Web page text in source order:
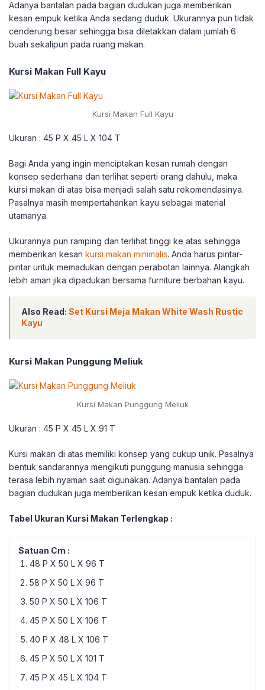
Adanya bantalan pada bagian dudukan juga memberikan
kesan empuk ketika Anda sedang duduk. Ukurannya pun tidak
cenderung besar sehingga bisa diletakkan dalam jumlah 6
buah sekalipun pada ruang makan.
Kursi Makan Full Kayu
Kursi Makan Full Kayu
Ukuran : 45 P X 45 L X 104 T
Bagi Anda yang ingin menciptakan kesan rumah dengan
konsep sederhana dan terlihat seperti orang dahulu, maka
kursi makan di atas bisa menjadi salah satu rekomendasinya.
Pasalnya masih mempertahankan kayu sebagai material
utamanya.
Ukurannya pun ramping dan terlihat tinggi ke atas sehingga
memberikan kesan kursi makan minimalis. Anda harus pintar-
pintar untuk memadukan dengan perabotan lainnya. Alangkah
lebih aman jika dipadukan bersama furniture berbahan kayu.
Also Read: Set Kursi Meja Makan White Wash Rustic
Kayu
Kursi Makan Punggung Meliuk
Kursi Makan Punggung Meliuk
Ukuran : 45 P X 45 L X 91 T
Kursi makan di atas memiliki konsep yang cukup unik. Pasalnya
bentuk sandarannya mengikuti punggung manusia sehingga
terasa lebih nyaman saat digunakan. Adanya bantalan pada
bagian dudukan juga memberikan kesan empuk ketika duduk.
Tabel Ukuran Kursi Makan Terlengkap :
Satuan Cm :
48 P X 50 L X 96 T
58 P X 50 L X 96 T
50 P X 50 L X 106 T
45 P X 50 L X 106 T
40 P X 48 L X 106 T
45 P X 50 L X 101 T
45 P X 45 L X 104 T